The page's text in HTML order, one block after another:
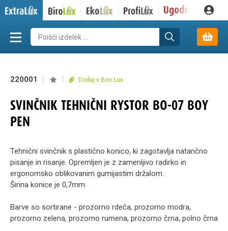
220001 Dodaj v Biro Lux
SVINČNIK TEHNIČNI RYSTOR BO-07 BOY
PEN
Tehnični svinčnik s plastično konico, ki zagotavlja natančno
pisanje in risanje. Opremljen je z zamenljivo radirko in
ergonomsko oblikovanim gumijastim držalom.
Širina konice je 0,7mm.
Barve so sortirane - prozorno rdeča, prozorno modra,
prozorno zelena, prozorno rumena, prozorno črna, polno črna